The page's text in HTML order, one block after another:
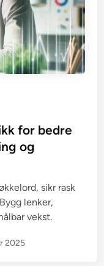
for bedre
og
sikr rask
lenker,
vekst.
2025